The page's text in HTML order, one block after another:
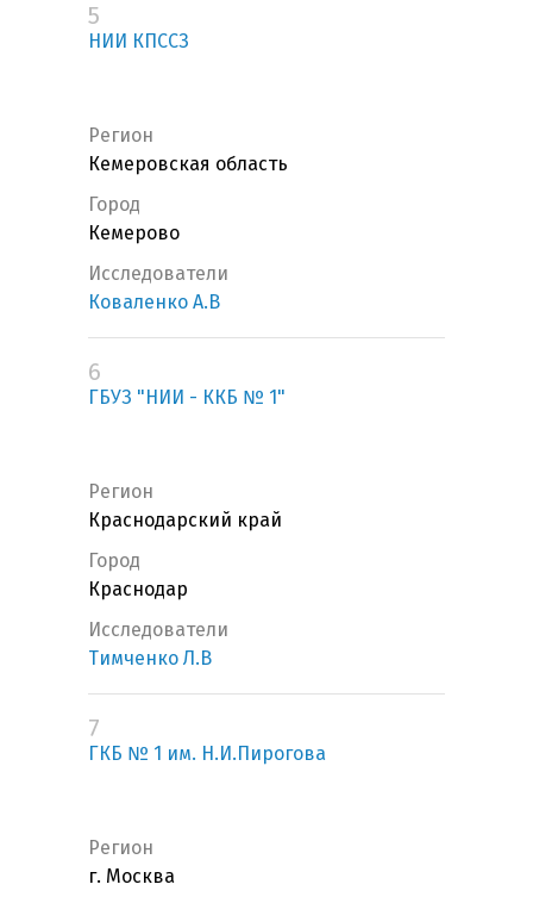
5
НИИ КПССЗ
Регион
Кемеровская область
Город
Кемерово
Исследователи
Коваленко А.В
6
ГБУЗ "НИИ - ККБ № 1"
Регион
Краснодарский край
Город
Краснодар
Исследователи
Тимченко Л.В
7
ГКБ № 1 им. Н.И.Пирогова
Регион
г. Москва